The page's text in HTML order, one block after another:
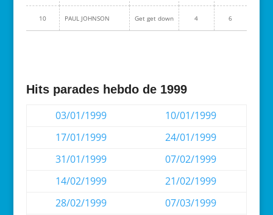
10 PAUL JOHNSON Get get down 4 6
Hits parades hebdo de 1999
03/01/1999
10/01/1999
17/01/1999
24/01/1999
31/01/1999
07/02/1999
14/02/1999
21/02/1999
28/02/1999
07/03/1999